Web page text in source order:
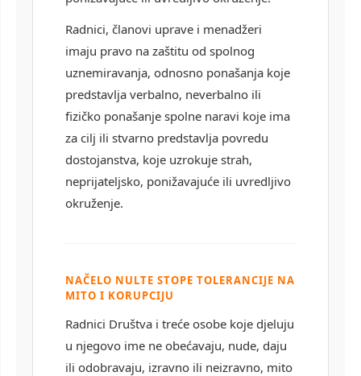
Radnici, članovi uprave i menadžeri
imaju pravo na zaštitu od spolnog
uznemiravanja, odnosno ponašanja koje
predstavlja verbalno, neverbalno ili
fizičko ponašanje spolne naravi koje ima
za cilj ili stvarno predstavlja povredu
dostojanstva, koje uzrokuje strah,
neprijateljsko, ponižavajuće ili uvredljivo
okruženje.
NAČELO NULTE STOPE TOLERANCIJE NA
MITO I KORUPCIJU
Radnici Društva i treće osobe koje djeluju
u njegovo ime ne obećavaju, nude, daju
ili odobravaju, izravno ili neizravno, mito